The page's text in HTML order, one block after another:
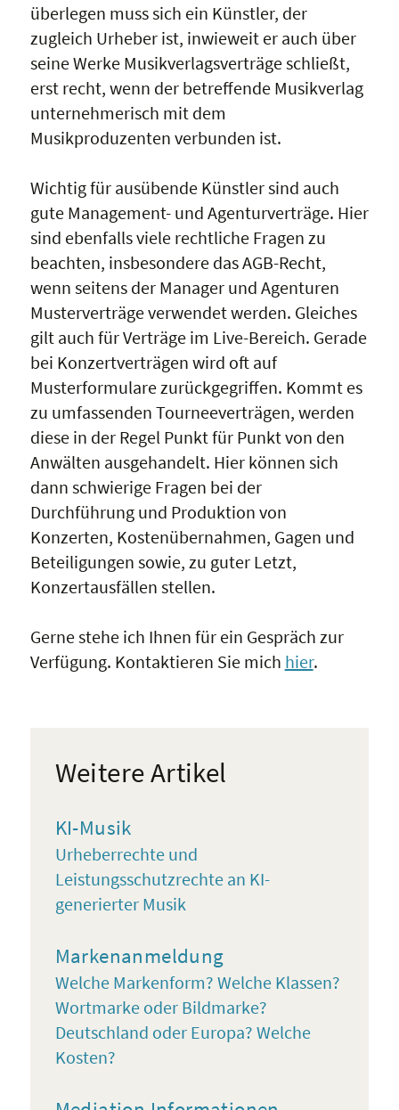
überlegen muss sich ein Künstler, der
zugleich Urheber ist, inwieweit er auch über
seine Werke Musikverlagsverträge schließt,
erst recht, wenn der betreffende Musikverlag
unternehmerisch mit dem
Musikproduzenten verbunden ist.
Wichtig für ausübende Künstler sind auch
gute Management- und Agenturverträge. Hier
sind ebenfalls viele rechtliche Fragen zu
beachten, insbesondere das AGB-Recht,
wenn seitens der Manager und Agenturen
Musterverträge verwendet werden. Gleiches
gilt auch für Verträge im Live-Bereich. Gerade
bei Konzertverträgen wird oft auf
Musterformulare zurückgegriffen. Kommt es
zu umfassenden Tourneeverträgen, werden
diese in der Regel Punkt für Punkt von den
Anwälten ausgehandelt. Hier können sich
dann schwierige Fragen bei der
Durchführung und Produktion von
Konzerten, Kostenübernahmen, Gagen und
Beteiligungen sowie, zu guter Letzt,
Konzertausfällen stellen.
Gerne stehe ich Ihnen für ein Gespräch zur
Verfügung. Kontaktieren Sie mich hier.
Weitere Artikel
KI-Musik
Urheberrechte und
Leistungsschutzrechte an KI-
generierter Musik
Markenanmeldung
Welche Markenform? Welche Klassen?
Wortmarke oder Bildmarke?
Deutschland oder Europa? Welche
Kosten?